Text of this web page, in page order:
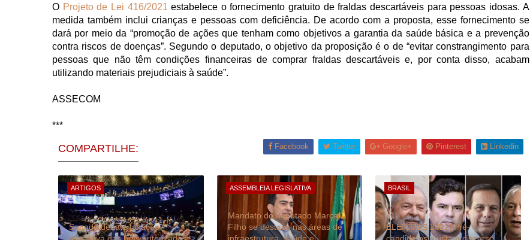
O Projeto de Lei 416/2021 estabelece o fornecimento gratuito de fraldas descartáveis para pessoas idosas. A
medida também inclui crianças e pessoas com deficiência. De acordo com a proposta, esse fornecimento se
dará por meio da “promoção de ações que tenham como objetivos a garantia da saúde básica e a prevenção
contra riscos de doenças”. Segundo o deputado, o objetivo da proposição é o de “evitar constrangimento para
pessoas que não têm condições financeiras de comprar fraldas descartáveis e, por conta disso, acabam
utilizando materiais prejudiciais à saúde”.
ASSECOM
***
COMPARTILHE: Facebook Twitter Google+ Pinterest Linkedin
ARTIGOS
Senado debate taxação
retroativa das bets autorizadas
ASSEMBLEIA LEGISLATIVA
Mandato do deputado Marçal
Filho se destaca nas áreas de
infraestrutura, saúde e
BRASIL
ELEIÇÕES 2022| Pré-
candidatos ajustam discurso